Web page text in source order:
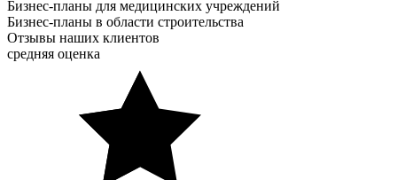
Бизнес-планы для медицинских учреждений
Бизнес-планы в области строительства
Отзывы наших клиентов
средняя оценка